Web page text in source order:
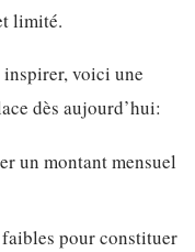
limité.
inspirer, voici une
dès aujourd’hui:
un montant mensuel
pour constituer